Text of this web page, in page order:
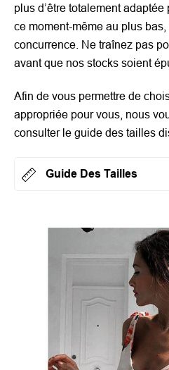
plus d’être totalement
ce moment-même au plus
concurrence. Ne traînez pas
avant que nos stocks soient
Afin de vous permettre de
appropriée pour vous, nous
consulter le guide des tailles
Guide Des Tailles